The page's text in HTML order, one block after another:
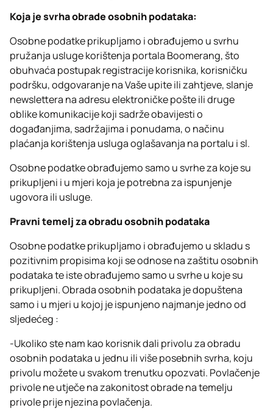
Koja je svrha obrade osobnih podataka:
Osobne podatke prikupljamo i obrađujemo u svrhu
pružanja usluge korištenja portala Boomerang, što
obuhvaća postupak registracije korisnika, korisničku
podršku, odgovaranje na Vaše upite ili zahtjeve, slanje
newslettera na adresu elektroničke pošte ili druge
oblike komunikacije koji sadrže obavijesti o
događanjima, sadržajima i ponudama, o načinu
plaćanja korištenja usluga oglašavanja na portalu i sl.
Osobne podatke obrađujemo samo u svrhe za koje su
prikupljeni i u mjeri koja je potrebna za ispunjenje
ugovora ili usluge.
Pravni temelj za obradu osobnih podataka
Osobne podatke prikupljamo i obrađujemo u skladu s
pozitivnim propisima koji se odnose na zaštitu osobnih
podataka te iste obrađujemo samo u svrhe u koje su
prikupljeni. Obrada osobnih podataka je dopuštena
samo i u mjeri u kojoj je ispunjeno najmanje jedno od
sljedećeg :
-Ukoliko ste nam kao korisnik dali privolu za obradu
osobnih podataka u jednu ili više posebnih svrha, koju
privolu možete u svakom trenutku opozvati. Povlačenje
privole ne utječe na zakonitost obrade na temelju
privole prije njezina povlačenja.